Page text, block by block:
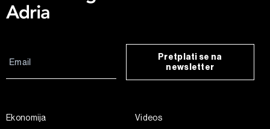
Pretplati se na
newsletter
Ekonomija
Videos